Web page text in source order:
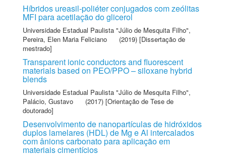
Híbridos ureasil-poliéter conjugados com zeólitas
MFI para acetilação do glicerol
Universidade Estadual Paulista "Júlio de Mesquita Filho",
Pereira, Elen Maria Feliciano
(2019) [Dissertação de
mestrado]
Transparent ionic conductors and fluorescent
materials based on PEO/PPO – siloxane hybrid
blends
Universidade Estadual Paulista "Júlio de Mesquita Filho",
Palácio, Gustavo
(2017) [Orientação de Tese de
doutorado]
Desenvolvimento de nanopartículas de hidróxidos
duplos lamelares (HDL) de Mg e Al intercalados
com ânions carbonato para aplicação em
materiais cimentícios